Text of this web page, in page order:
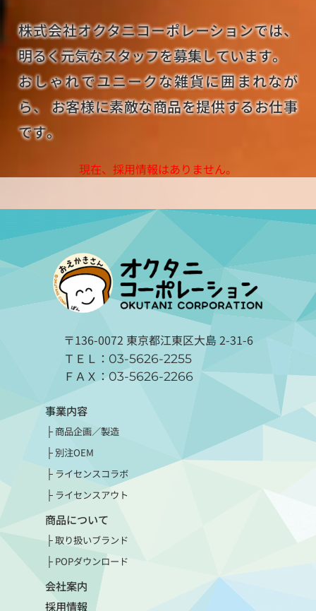
株式会社オクタニコーポレーションでは、
明るく元気なスタッフを募集しています。
おしゃれでユニークな雑貨に囲まれなが
ら、 お客様に素敵な商品を提供するお仕事
です。
現在、採用情報はありません。
〒136-0072 東京都江東区大島 2-31-6
ＴＥＬ： 03-5626-2255
ＦＡＸ：03-5626-2266
事業内容
商品企画／製造
別注OEM
ライセンスコラボ
ライセンスアウト
商品について
取り扱いブランド
POPダウンロード
会社案内
採用情報